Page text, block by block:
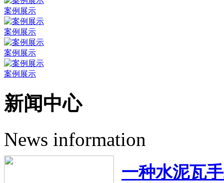
案例展示
案例展示
案例展示
案例展示
新闻中心
News information
一种水泥瓦